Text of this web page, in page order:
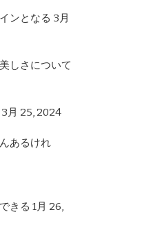
ンとなる 3月
しさについて
3月 25, 2024
あるけれ
きる 1月 26,